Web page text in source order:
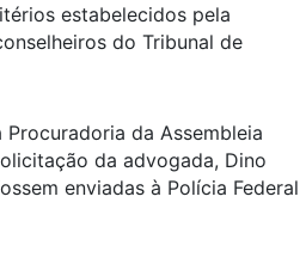
estabelecidos pela
do Tribunal de
da Assembleia
da advogada, Dino
enviadas à Polícia Federal